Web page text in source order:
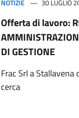
NOTIZIE 30 LUGLIO
Offerta di lavoro:
DI GESTIONE
Frac Srl a Stallavena
cerca